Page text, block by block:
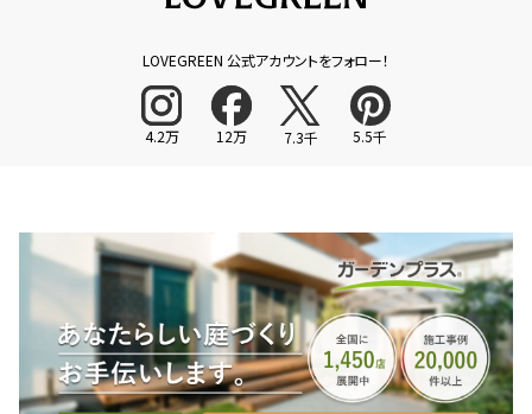
LOVEGREEN 公式アカウントをフォロー！
4.2万 12万 7.3千 5.5千